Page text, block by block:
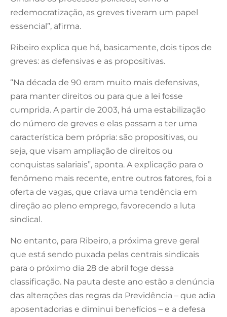
redemocratização, as greves tiveram um papel
essencial”, afirma.
Ribeiro explica que há, basicamente, dois tipos de
greves: as defensivas e as propositivas.
“Na década de 90 eram muito mais defensivas,
para manter direitos ou para que a lei fosse
cumprida. A partir de 2003, há uma estabilização
do número de greves e elas passam a ter uma
característica bem própria: são propositivas, ou
seja, que visam ampliação de direitos ou
conquistas salariais”, aponta. A explicação para o
fenômeno mais recente, entre outros fatores, foi a
oferta de vagas, que criava uma tendência em
direção ao pleno emprego, favorecendo a luta
sindical.
No entanto, para Ribeiro, a próxima greve geral
que está sendo puxada pelas centrais sindicais
para o próximo dia 28 de abril foge dessa
classificação. Na pauta deste ano estão a denúncia
das alterações das regras da Previdência – que adia
aposentadorias e diminui benefícios – e a defesa